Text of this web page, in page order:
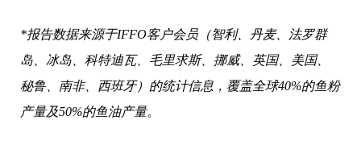
*报告数据来源于IFFO客户会员（智利、丹麦、法罗群
岛、冰岛、科特迪瓦、毛里求斯、挪威、英国、美国、
秘鲁、南非、西班牙）的统计信息，覆盖全球40%的鱼粉
产量及50%的鱼油产量。